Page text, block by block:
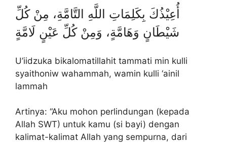
أُعِيْذُكَ بِكَلِمَاتِ اللَّهِ التَّامَّةِ، مِنْ كُلِّ
شَيْطَانٍ وَهَامَّةٍ، وَمِنْ كُلِّ عَيْنٍ لَامَّةٍ
U’iidzuka bikalomatillahit tammati min kulli
syaithoniw wahammah, wamin kulli ‘ainil
lammah
Artinya: “Aku mohon perlindungan (kepada
Allah SWT) untuk kamu (si bayi) dengan
kalimat-kalimat Allah yang sempurna, dari